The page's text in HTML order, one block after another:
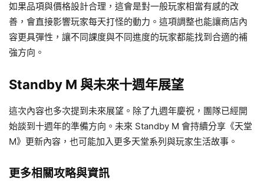
如果品項與價格設計合理，這會是對一般玩家相當有感的改
善，會直接影響玩家每天打怪的動力。這項調整也能讓商店內
容更具彈性，讓不同課度與不同進度的玩家都能找到合適的補
強方向。
Standby M 與未來十週年展望
這次內容也多次提到未來展望。除了九週年慶祝，團隊已經開
始談到十週年的準備方向。未來 Standby M 會持續分享《天堂
M》更新內容，也可能加入更多天堂系列與玩家生活故事。
更多相關攻略與資訊